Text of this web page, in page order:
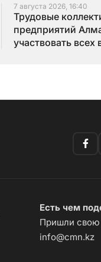
7 августа 2026, 16:40
Трудовые
предприятий
участвовать всех
Есть чем
Пришли свою
info@cmn.kz